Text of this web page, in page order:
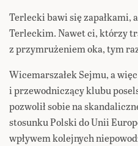
Terlecki bawi się zapałkami,
Terleckim. Nawet ci, którzy
z przymrużeniem oka, tym
Wicemarszałek Sejmu, a
i przewodniczący klubu
pozwolił sobie na
stosunku Polski do Unii
wpływem kolejnych